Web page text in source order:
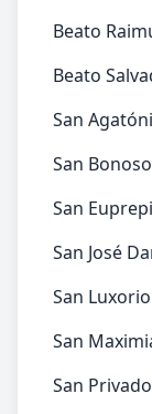
Beato
Beato
San
San
San
San José
San
San
San